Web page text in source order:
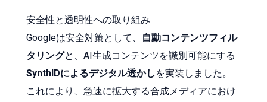
安全性と透明性への取り組み
Googleは安全対策として、
自動コンテンツフィル
タリングと、AI生成コンテンツを識別可能にする
SynthIDによるデジタル透かし を実装しました。
これにより、急速に拡大する合成メディアにおけ